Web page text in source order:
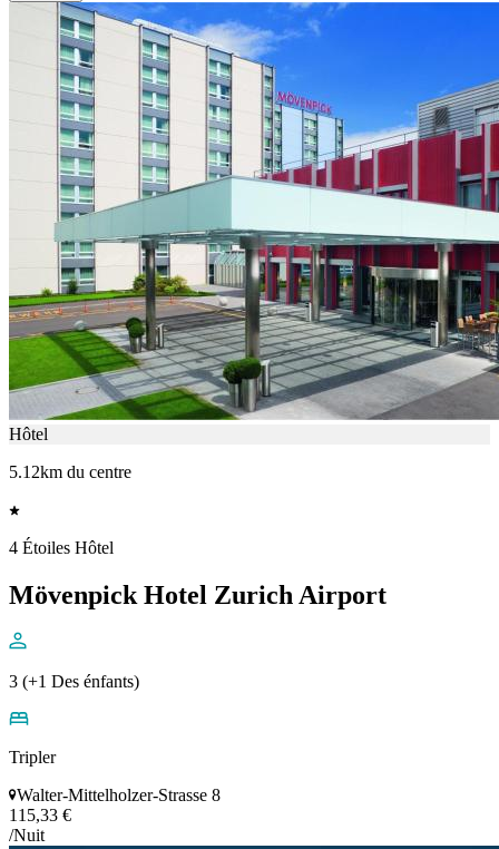
Hôtel
5.12km du centre
4 Étoiles Hôtel
Mövenpick Hotel Zurich Airport
3 (+1 Des énfants)
Tripler
Walter-Mittelholzer-Strasse 8
115,33 €
/Nuit